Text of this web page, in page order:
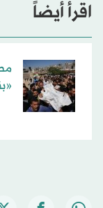
اقرأ أيضاً